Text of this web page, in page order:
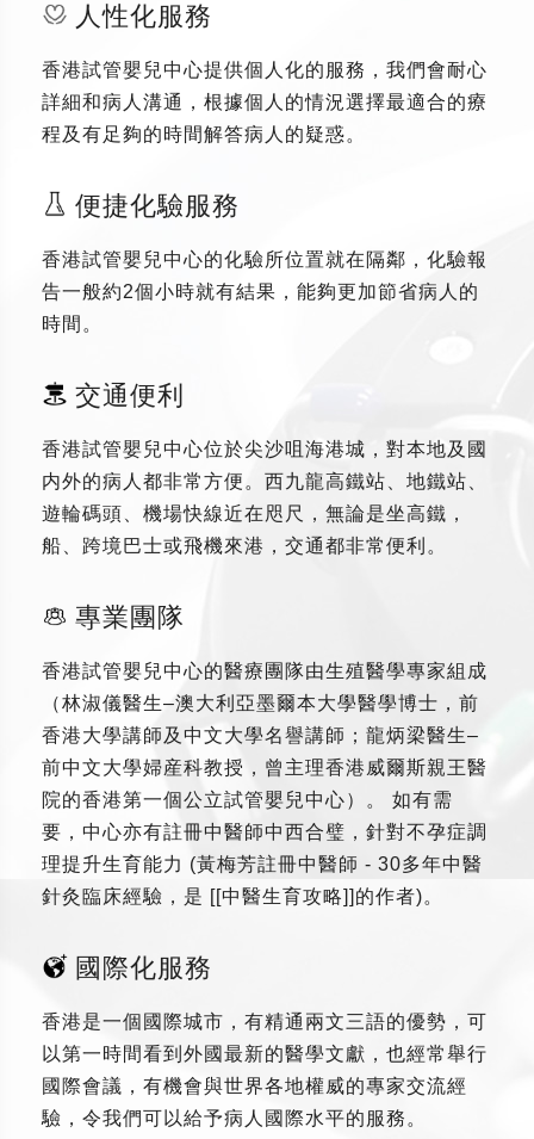
人性化服務
香港試管嬰兒中心提供個人化的服務，我們會耐心
詳細和病人溝通，根據個人的情況選擇最適合的療
程及有足夠的時間解答病人的疑惑。
便捷化驗服務
香港試管嬰兒中心的化驗所位置就在隔鄰，化驗報
告一般約2個小時就有結果，能夠更加節省病人的
時間。
交通便利
香港試管嬰兒中心位於尖沙咀海港城，對本地及國
内外的病人都非常方便。西九龍高鐵站、地鐵站、
遊輪碼頭、機場快線近在咫尺，無論是坐高鐵，
船、跨境巴士或飛機來港，交通都非常便利。
專業團隊
香港試管嬰兒中心的醫療團隊由生殖醫學專家組成
（林淑儀醫生–澳大利亞墨爾本大學醫學博士，前
香港大學講師及中文大學名譽講師；龍炳梁醫生–
前中文大學婦産科教授，曾主理香港威爾斯親王醫
院的香港第一個公立試管嬰兒中心）。 如有需
要，中心亦有註冊中醫師中西合璧，針對不孕症調
理提升生育能力 (黃梅芳註冊中醫師 - 30多年中醫
針灸臨床經驗，是 [[中醫生育攻略]]的作者)。
國際化服務
香港是一個國際城市，有精通兩文三語的優勢，可
以第一時間看到外國最新的醫學文獻，也經常舉行
國際會議，有機會與世界各地權威的專家交流經
驗，令我們可以給予病人國際水平的服務。